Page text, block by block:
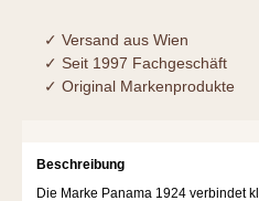
✓ Versand aus Wien
✓ Seit 1997 Fachgeschäft
✓ Original Markenprodukte
Beschreibung
Die Marke Panama 1924 verbindet